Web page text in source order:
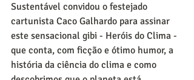
Sustentável convidou o festejado
cartunista Caco Galhardo para assinar
este sensacional gibi - Heróis do Clima -
que conta, com ficção e ótimo humor, a
história da ciência do clima e como